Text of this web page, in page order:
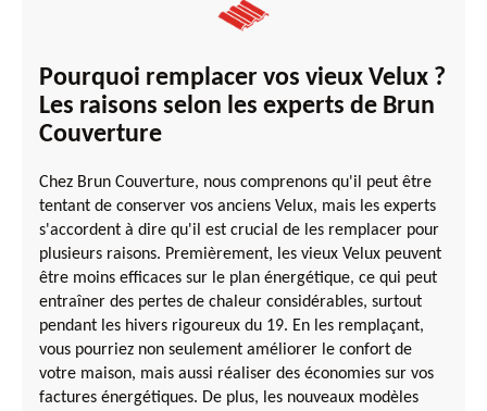
Pourquoi remplacer vos vieux Velux ?
Les raisons selon les experts de Brun
Couverture
Chez Brun Couverture, nous comprenons qu'il peut être
tentant de conserver vos anciens Velux, mais les experts
s'accordent à dire qu'il est crucial de les remplacer pour
plusieurs raisons. Premièrement, les vieux Velux peuvent
être moins efficaces sur le plan énergétique, ce qui peut
entraîner des pertes de chaleur considérables, surtout
pendant les hivers rigoureux du 19. En les remplaçant,
vous pourriez non seulement améliorer le confort de
votre maison, mais aussi réaliser des économies sur vos
factures énergétiques. De plus, les nouveaux modèles